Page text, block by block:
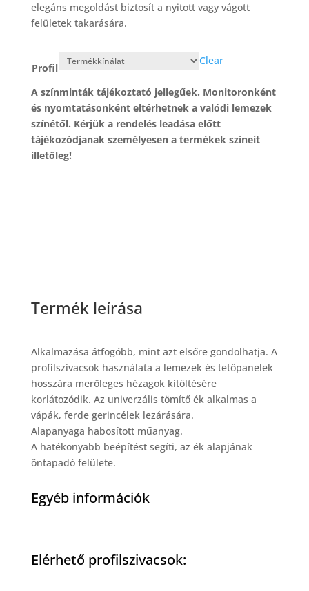
elegáns megoldást biztosít a nyitott vagy vágott
felületek takarására.
Profil
Clear
A színminták tájékoztató jellegűek. Monitoronként
és nyomtatásonként eltérhetnek a valódi lemezek
színétől. Kérjük a rendelés leadása előtt
tájékozódjanak személyesen a termékek színeit
illetőleg!
Termék leírása
Alkalmazása átfogóbb, mint azt elsőre gondolhatja. A
profilszivacsok használata a lemezek és tetőpanelek
hosszára merőleges hézagok kitöltésére
korlátozódik. Az univerzális tömítő ék alkalmas a
vápák, ferde gerincélek lezárására.
Alapanyaga habosított műanyag.
A hatékonyabb beépítést segíti, az ék alapjának
öntapadó felülete.
Egyéb információk
Elérhető profilszivacsok: